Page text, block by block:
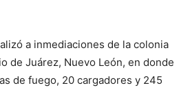
a inmediaciones de la colonia
de Juárez, Nuevo León, en donde
de fuego, 20 cargadores y 245